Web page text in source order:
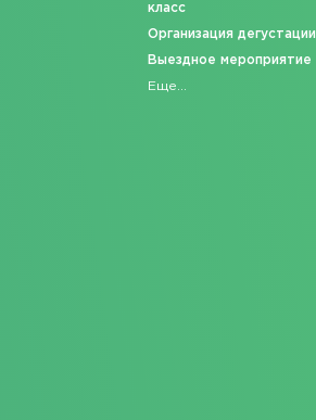
класс
Организация дегустации
Выездное мероприятие
Еще...